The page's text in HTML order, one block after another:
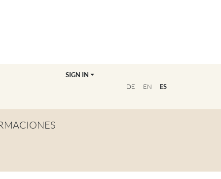
DE EN ES
SIGN IN
EN